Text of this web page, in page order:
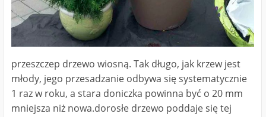
przeszczep drzewo wiosną. Tak długo, jak krzew jest
młody, jego przesadzanie odbywa się systematycznie
1 raz w roku, a stara doniczka powinna być o 20 mm
mniejsza niż nowa.dorosłe drzewo poddaje się tej